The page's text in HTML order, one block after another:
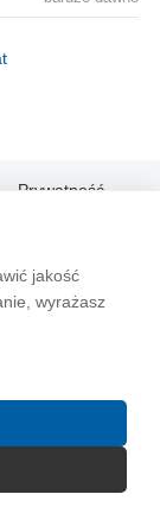
jakość
wyrażasz
Prywatność